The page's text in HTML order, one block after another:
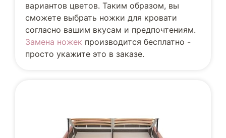
вариантов цветов. Таким образом, вы
сможете выбрать ножки для кровати
согласно вашим вкусам и предпочтениям.
Замена ножек производится бесплатно -
просто укажите это в заказе.